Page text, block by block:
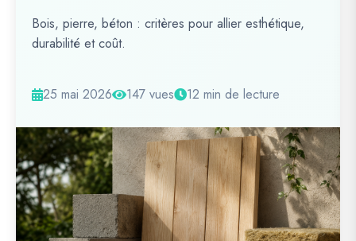
Bois, pierre, béton : critères pour allier esthétique,
durabilité et coût.
25 mai 2026 147 vues 12 min de lecture